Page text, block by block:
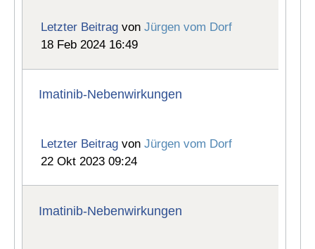
Letzter Beitrag vonJürgen vom Dorf
18 Feb 2024 16:49
Imatinib-Nebenwirkungen
Letzter Beitrag vonJürgen vom Dorf
22 Okt 2023 09:24
Imatinib-Nebenwirkungen